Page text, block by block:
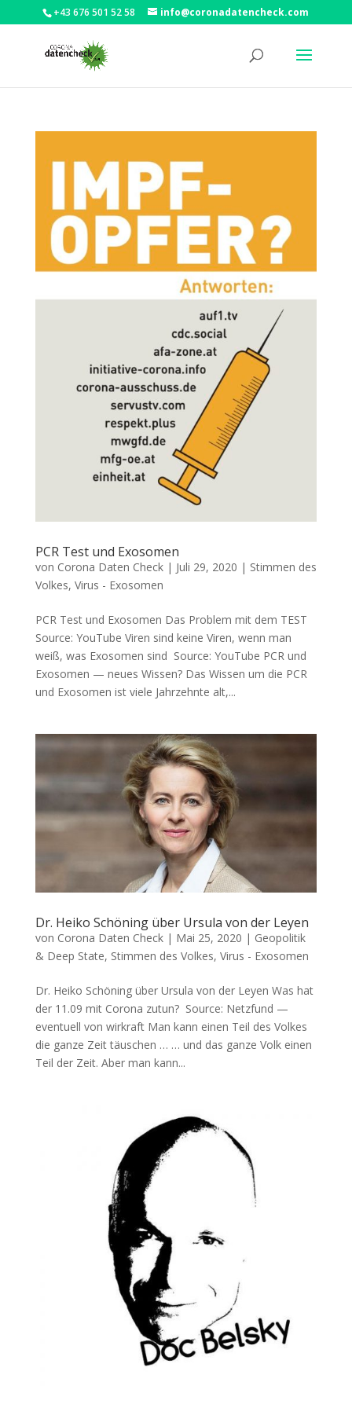
+43 676 501 52 58 info@coronadatencheck.com
PCR Test und Exosomen
von Corona Daten Check| Juli 29, 2020 | Stimmen des
Volkes, Virus - Exosomen
PCR Test und Exosomen Das Pro­blem mit dem TEST
Source: You­Tube Viren sind kei­ne Viren, wenn man
weiß, was Exo­so­men sind Source: You­Tube PCR und
Exo­so­men — neu­es Wissen? Das Wis­sen um die PCR
und Exo­so­men ist vie­le Jahr­zehn­te alt,...
Dr. Heiko Schöning über Ursula von der Leyen
von Corona Daten Check| Mai 25, 2020 | Geopolitik
& Deep State, Stimmen des Volkes, Virus - Exosomen
Dr. Heiko Schöning über Ursula von der Leyen Was hat
der 11.09 mit Coro­na zutun? Source: Netz­fund —
even­tu­ell von wirkraft Man kann einen Teil des Vol­kes
die gan­ze Zeit täuschen … … und das gan­ze Volk einen
Teil der Zeit. Aber man kann...